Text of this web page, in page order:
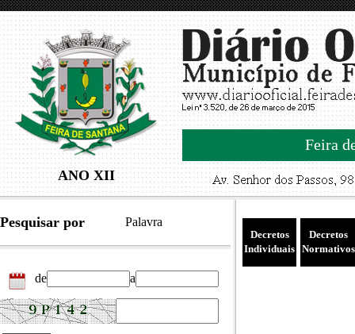
ANO XII
Feira
Pesquisar por Palavra
de a
Decretos
Individuais
Decretos
Normativos